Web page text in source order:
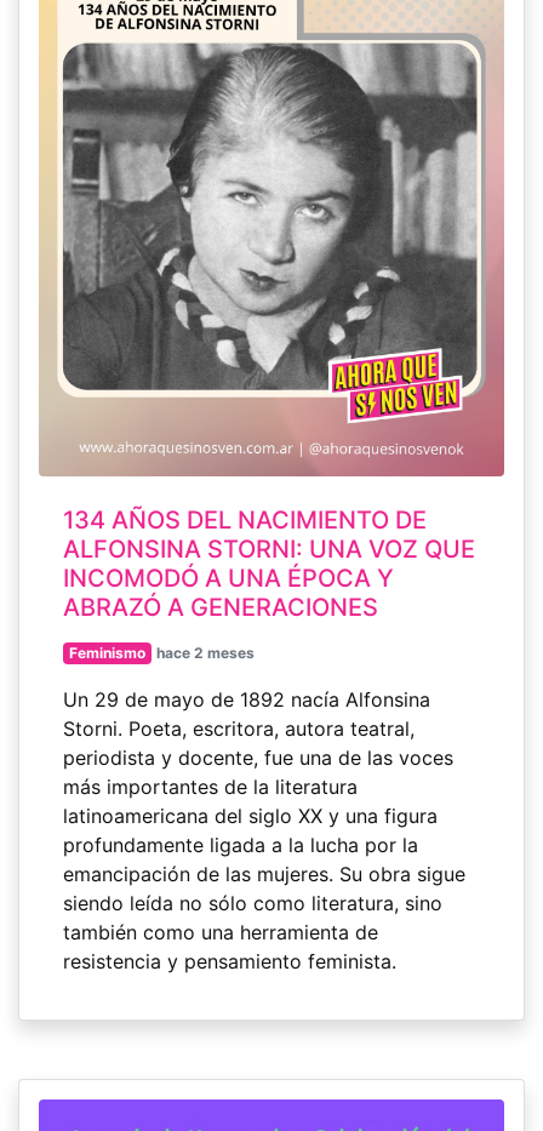
134 AÑOS DEL NACIMIENTO DE
ALFONSINA STORNI: UNA VOZ QUE
INCOMODÓ A UNA ÉPOCA Y
ABRAZÓ A GENERACIONES
Feminismo hace 2 meses
Un 29 de mayo de 1892 nacía Alfonsina
Storni. Poeta, escritora, autora teatral,
periodista y docente, fue una de las voces
más importantes de la literatura
latinoamericana del siglo XX y una figura
profundamente ligada a la lucha por la
emancipación de las mujeres. Su obra sigue
siendo leída no sólo como literatura, sino
también como una herramienta de
resistencia y pensamiento feminista.